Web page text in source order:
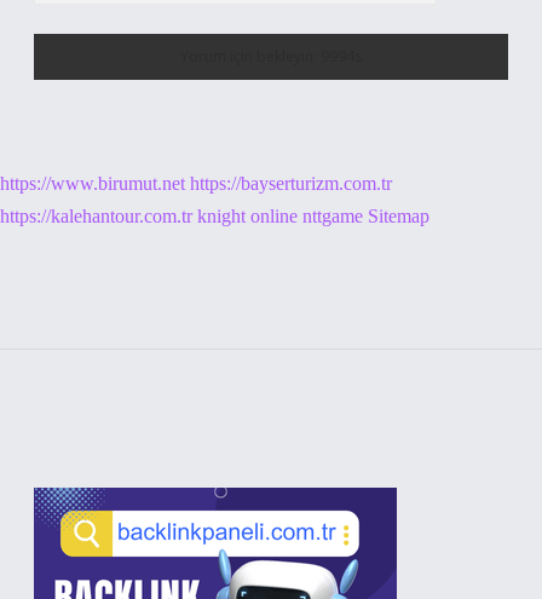
https://www.birumut.net https://bayserturizm.com.tr
https://kalehantour.com.tr knight online nttgame Sitemap